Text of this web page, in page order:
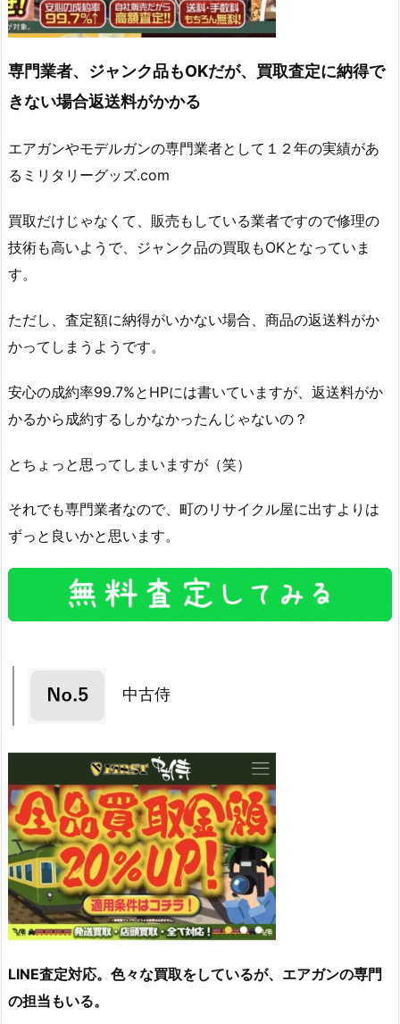
専門業者、ジャンク品もOKだが、買取査定に納得で
きない場合返送料がかかる
エアガンやモデルガンの専門業者として１２年の実績があ
るミリタリーグッズ.com
買取だけじゃなくて、販売もしている業者ですので修理の
技術も高いようで、ジャンク品の買取もOKとなっていま
す。
ただし、査定額に納得がいかない場合、商品の返送料がか
かってしまうようです。
安心の成約率99.7%とHPには書いていますが、返送料がか
かるから成約するしかなかったんじゃないの？
とちょっと思ってしまいますが（笑）
それでも専門業者なので、町のリサイクル屋に出すよりは
ずっと良いかと思います。
中古侍
LINE査定対応。色々な買取をしているが、エアガンの専門
の担当もいる。